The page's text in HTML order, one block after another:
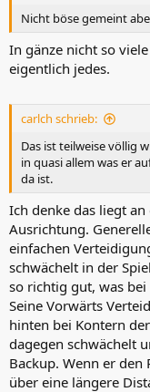
Nicht böse gemeint
In gänze nicht so
eigentlich jedes.
carlch schrieb:
Das ist teilweise völlig
in quasi allem was er
da ist.
Ich denke das liegt
Ausrichtung.
einfachen
schwächelt in der
so richtig gut, was
Seine Vorwärts
hinten bei Kontern
dagegen schwächelt
Backup. Wenn er den
über eine längere